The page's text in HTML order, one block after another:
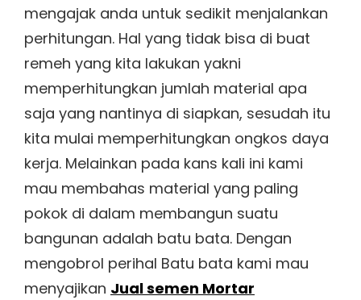
mengajak anda untuk sedikit menjalankan
perhitungan. Hal yang tidak bisa di buat
remeh yang kita lakukan yakni
memperhitungkan jumlah material apa
saja yang nantinya di siapkan, sesudah itu
kita mulai memperhitungkan ongkos daya
kerja. Melainkan pada kans kali ini kami
mau membahas material yang paling
pokok di dalam membangun suatu
bangunan adalah batu bata. Dengan
mengobrol perihal Batu bata kami mau
menyajikan Jual semen Mortar